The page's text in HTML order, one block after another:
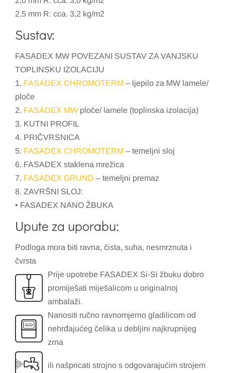
2,5 mm R: cca. 3,2 kg/m2
Sustav:
FASADEX MW POVEZANI SUSTAV ZA VANJSKU
TOPLINSKU IZOLACIJU
1. FASADEX CHROMOTERM – ljepilo za MW lamele/
ploče
2. FASADEX MW ploče/ lamele (toplinska izolacija)
3. KUTNI PROFIL
4. PRIČVRSNICA
5. FASADEX CHROMOTERM – temeljni sloj
6. FASADEX staklena mrežica
7. FASADEX GRUND – temeljni premaz
8. ZAVRŠNI SLOJ:
• FASADEX NANO ŽBUKA
Upute za uporabu:
Podloga mora biti ravna, čista, suha, nesmrznuta i
čvrsta
Prije upotrebe FASADEX Si-Si žbuku dobro
promiješati miješalicom u originalnoj
ambalaži.
Nanositi ručno ravnomjerno gladilicom od
nehrđajućeg čelika u debljini najkrupnijeg
zrna
ili našpricati strojno s odgovarajućim strojem